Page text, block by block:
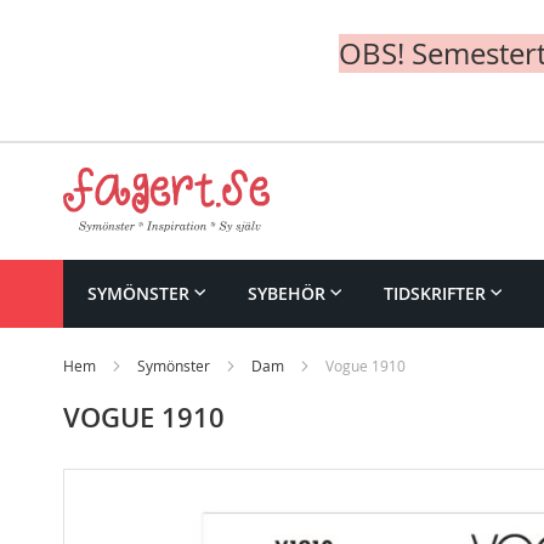
OBS!
Content
SYMÖNSTER SYBEHÖR TIDSKRIFTER
Hem Symönster Dam Vogue 1910
VOGUE 1910